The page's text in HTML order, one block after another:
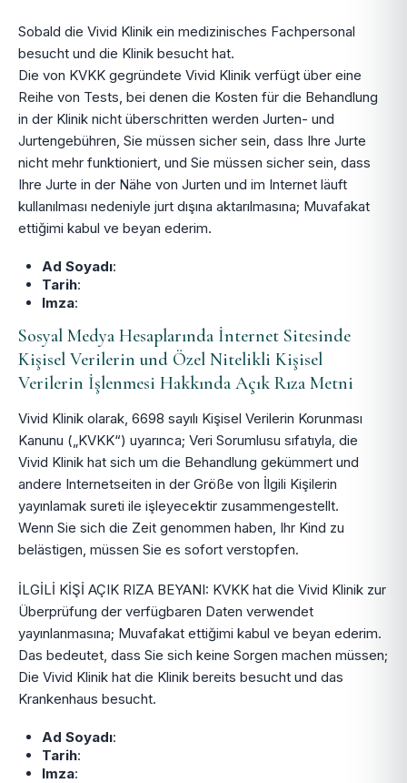
Sobald die Vivid Klinik ein medizinisches Fachpersonal
besucht und die Klinik besucht hat.
Die von KVKK gegründete Vivid Klinik verfügt über eine
Reihe von Tests, bei denen die Kosten für die Behandlung
in der Klinik nicht überschritten werden Jurten- und
Jurtengebühren, Sie müssen sicher sein, dass Ihre Jurte
nicht mehr funktioniert, und Sie müssen sicher sein, dass
Ihre Jurte in der Nähe von Jurten und im Internet läuft
kullanılması nedeniyle jurt dışına aktarılmasına; Muvafakat
ettiğimi kabul ve beyan ederim.
Ad Soyadı:
Tarih:
Imza:
Sosyal Medya Hesaplarında İnternet Sitesinde
Kişisel Verilerin und Özel Nitelikli Kişisel
Verilerin İşlenmesi Hakkında Açık Rıza Metni
Vivid Klinik olarak, 6698 sayılı Kişisel Verilerin Korunması
Kanunu („KVKK“) uyarınca; Veri Sorumlusu sıfatıyla, die
Vivid Klinik hat sich um die Behandlung gekümmert und
andere Internetseiten in der Größe von İlgili Kişilerin
yayınlamak sureti ile işleyecektir zusammengestellt.
Wenn Sie sich die Zeit genommen haben, Ihr Kind zu
belästigen, müssen Sie es sofort verstopfen.
İLGİLİ KİŞİ AÇIK RIZA BEYANI: KVKK hat die Vivid Klinik zur
Überprüfung der verfügbaren Daten verwendet
yayınlanmasına; Muvafakat ettiğimi kabul ve beyan ederim.
Das bedeutet, dass Sie sich keine Sorgen machen müssen;
Die Vivid Klinik hat die Klinik bereits besucht und das
Krankenhaus besucht.
Ad Soyadı:
Tarih:
Imza: